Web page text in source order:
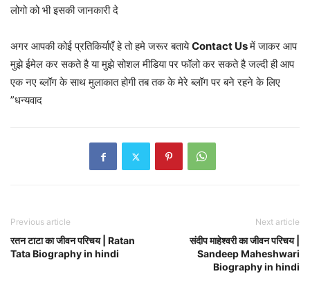
लोगो को भी इसकी जानकारी दे
अगर आपकी कोई प्रतिकिर्याएँ हे तो हमे जरूर बतायेContact Usमें जाकर आप
मुझे ईमेल कर सकते है या मुझे सोशल मीडिया पर फॉलो कर सकते है जल्दी ही आप
एक नए ब्लॉग के साथ मुलाकात होगी तब तक के मेरे ब्लॉग पर बने रहने के लिए
”धन्यवाद
Previous article
रतन टाटा का जीवन परिचय | Ratan
Tata Biography in hindi
Next article
संदीप माहेश्वरी का जीवन परिचय |
Sandeep Maheshwari
Biography in hindi